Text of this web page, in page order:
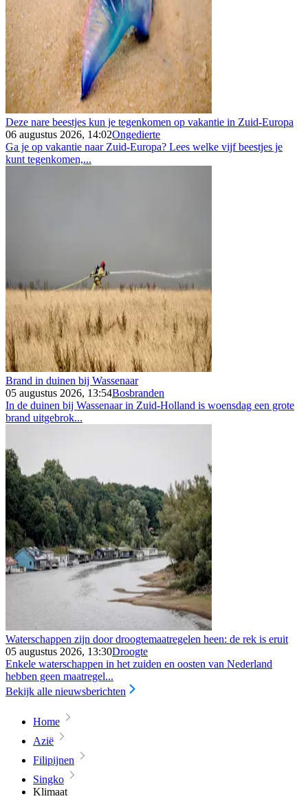
Deze nare beestjes kun je tegenkomen op vakantie in Zuid-Europa
06 augustus 2026, 14:02Ongedierte
Ga je op vakantie naar Zuid-Europa? Lees welke vijf beestjes je
kunt tegenkomen,...
Brand in duinen bij Wassenaar
05 augustus 2026, 13:54Bosbranden
In de duinen bij Wassenaar in Zuid-Holland is woensdag een grote
brand uitgebrok...
Waterschappen zijn door droogtemaatregelen heen: de rek is eruit
05 augustus 2026, 13:30Droogte
Enkele waterschappen in het zuiden en oosten van Nederland
hebben geen maatregel...
Bekijk alle nieuwsberichten
Home
Azië
Filipijnen
Singko
Klimaat